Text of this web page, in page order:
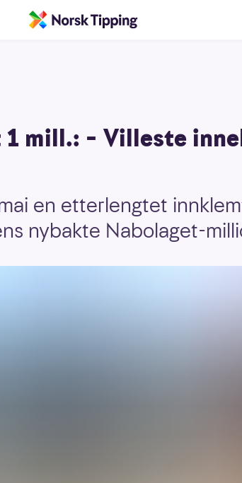
mill.: – Villeste
en etterlengtet
nybakte Nabolaget-